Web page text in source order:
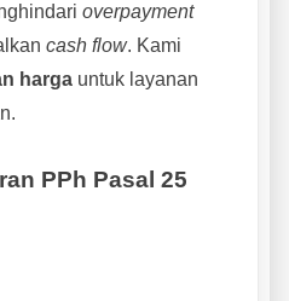
overpayment
cash flow. Kami
harga untuk layanan
PPh Pasal 25